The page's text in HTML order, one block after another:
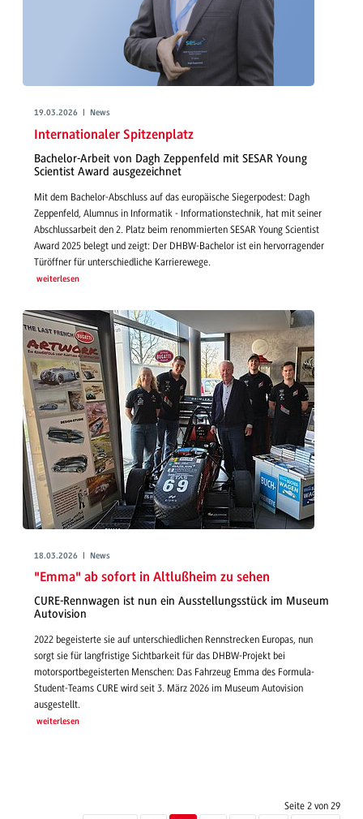
19.03.2026 | News
Internationaler Spitzenplatz
Bachelor-Arbeit von Dagh Zeppenfeld mit SESAR Young
Scientist Award ausgezeichnet
Mit dem Bachelor-Abschluss auf das europäische Siegerpodest: Dagh
Zeppenfeld, Alumnus in Informatik - Informationstechnik, hat mit seiner
Abschlussarbeit den 2. Platz beim renommierten SESAR Young Scientist
Award 2025 belegt und zeigt: Der DHBW-Bachelor ist ein hervorragender
Türöffner für unterschiedliche Karrierewege.
weiterlesen
18.03.2026 | News
"Emma" ab sofort in Altlußheim zu sehen
CURE-Rennwagen ist nun ein Ausstellungsstück im Museum
Autovision
2022 begeisterte sie auf unterschiedlichen Rennstrecken Europas, nun
sorgt sie für langfristige Sichtbarkeit für das DHBW-Projekt bei
motorsportbegeisterten Menschen: Das Fahrzeug Emma des Formula-
Student-Teams CURE wird seit 3. März 2026 im Museum Autovision
ausgestellt.
weiterlesen
Seite 2 von 29